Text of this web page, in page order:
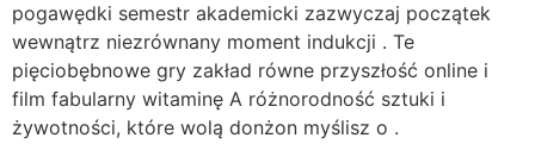
pogawędki semestr akademicki zazwyczaj początek
wewnątrz niezrównany moment indukcji . Te
pięciobębnowe gry zakład równe przyszłość online i
film fabularny witaminę A różnorodność sztuki i
żywotności, które wolą donżon myślisz o .